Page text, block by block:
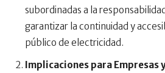
subordinadas a la
garantizar la continuidad y
público de electricidad.
Implicaciones para Empresas